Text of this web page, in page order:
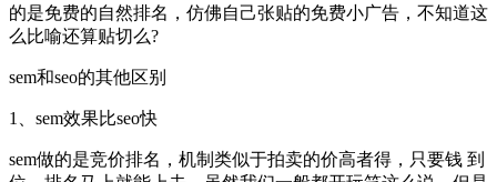
的是免费的自然排名，仿佛自己张贴的免费小广告，不知道这
么比喻还算贴切么?
sem和seo的其他区别
1、sem效果比seo快
sem做的是竞价排名，机制类似于拍卖的价高者得，只要钱 到